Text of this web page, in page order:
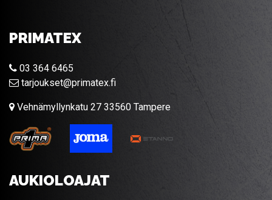
PRIMATEX
03 364 6465
tarjoukset@primatex.fi
Vehnämyllynkatu 27 33560 Tampere
AUKIOLOAJAT